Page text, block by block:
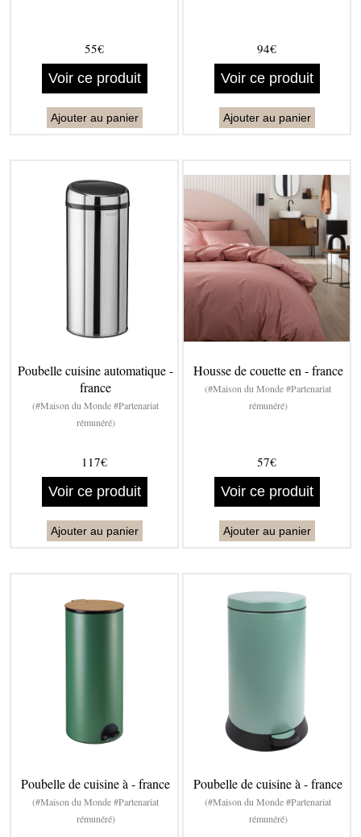
55€
Voir ce produit
Ajouter au panier
94€
Voir ce produit
Ajouter au panier
Poubelle cuisine automatique -
france
(#Maison du Monde #Partenariat
rémunéré)
117€
Voir ce produit
Ajouter au panier
Housse de couette en - france
(#Maison du Monde #Partenariat
rémunéré)
57€
Voir ce produit
Ajouter au panier
Poubelle de cuisine à - france
(#Maison du Monde #Partenariat
rémunéré)
Poubelle de cuisine à - france
(#Maison du Monde #Partenariat
rémunéré)